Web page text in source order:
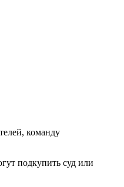
команду
подкупить суд или